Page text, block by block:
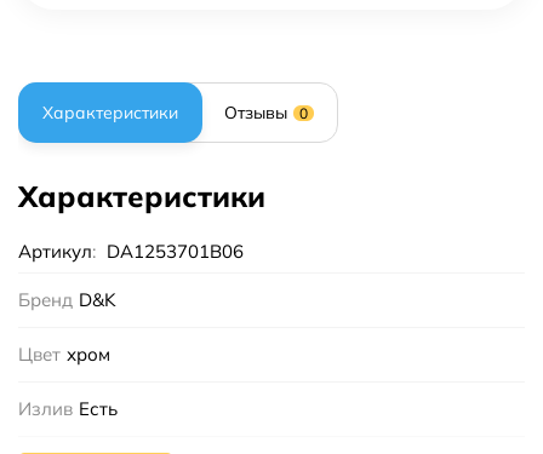
Характеристики Отзывы 0
Характеристики
Артикул: DA1253701B06
Бренд D&K
Цвет хром
Излив Есть